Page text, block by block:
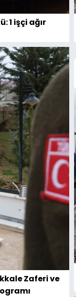
1 işçi ağır
Zaferi ve